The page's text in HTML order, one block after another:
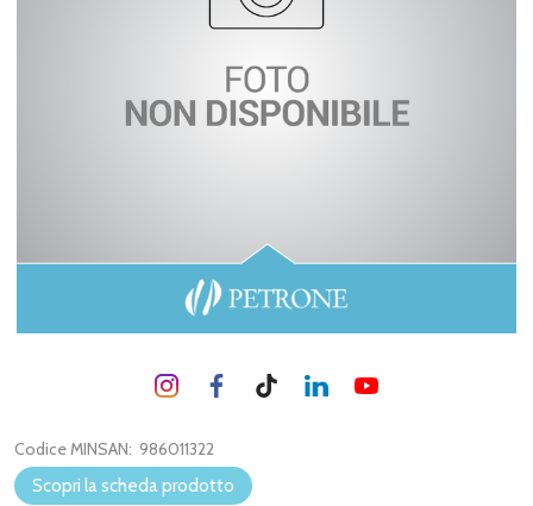
Codice MINSAN: 986011322
Scopri la scheda prodotto